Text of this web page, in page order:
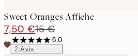
Sweet Oranges Affiche
7,50 €15 €
5.0
2 Avis